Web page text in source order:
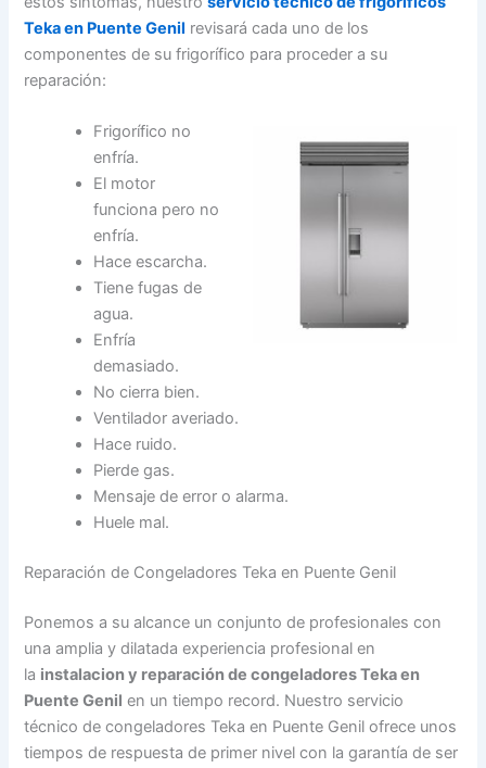
Teka en Puente Genil revisará cada uno de los
componentes de su frigorífico para proceder a su
reparación:
Frigorífico no
enfría.
El motor
funciona pero no
enfría.
Hace escarcha.
Tiene fugas de
agua.
Enfría
demasiado.
No cierra bien.
Ventilador averiado.
Hace ruido.
Pierde gas.
Mensaje de error o alarma.
Huele mal.
Reparación de Congeladores Teka en Puente Genil
Ponemos a su alcance un conjunto de profesionales con
una amplia y dilatada experiencia profesional en
la instalacion y reparación de congeladores Teka en
Puente Genil en un tiempo record. Nuestro servicio
técnico de congeladores Teka en Puente Genil ofrece unos
tiempos de respuesta de primer nivel con la garantía de ser